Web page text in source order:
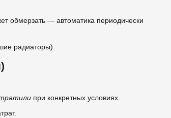
обмерзать — автоматика периодически
радиаторы).
при конкретных условиях.